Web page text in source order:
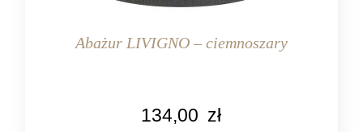
Abażur LIVIGNO – ciemnoszary
134,00 zł